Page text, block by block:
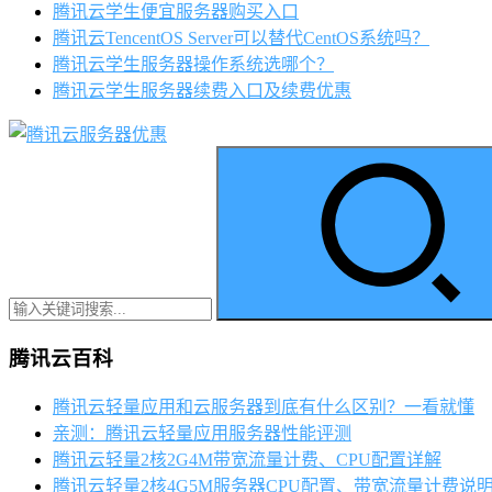
腾讯云学生便宜服务器购买入口
腾讯云TencentOS Server可以替代CentOS系统吗？
腾讯云学生服务器操作系统选哪个？
腾讯云学生服务器续费入口及续费优惠
腾讯云百科
腾讯云轻量应用和云服务器到底有什么区别？一看就懂
亲测：腾讯云轻量应用服务器性能评测
腾讯云轻量2核2G4M带宽流量计费、CPU配置详解
腾讯云轻量2核4G5M服务器CPU配置、带宽流量计费说